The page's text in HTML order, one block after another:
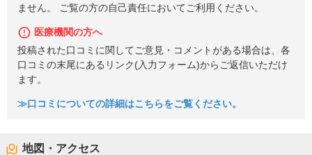
ません。 ご覧の方の自己責任においてご利用ください。
医療機関の方へ
投稿された口コミに関してご意見・コメントがある場合は、各
口コミの末尾にあるリンク(入力フォーム)からご返信いただけ
ます。
≫口コミについての詳細はこちらをご覧ください。
地図・アクセス